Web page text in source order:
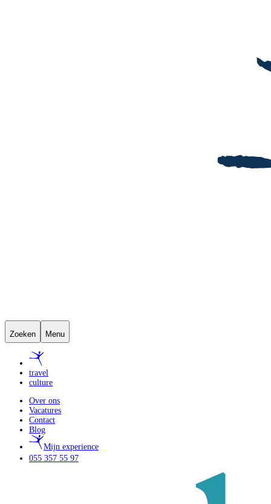
Zoeken Menu
travel
culture
Over ons
Vacatures
Contact
Blog
Mijn experience
055 357 55 97